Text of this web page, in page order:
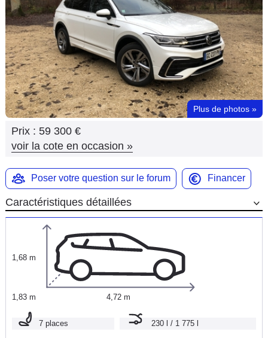
Flottes
Auto
Services
Forum
Moto
Marques
Plus de photos »
Prix : 59 300 €
voir la cote en occasion »
Poser votre question sur le forum Financer
Caractéristiques détaillées
1,68 m
1,83 m 4,72 m
7 places 230 l / 1 775 l